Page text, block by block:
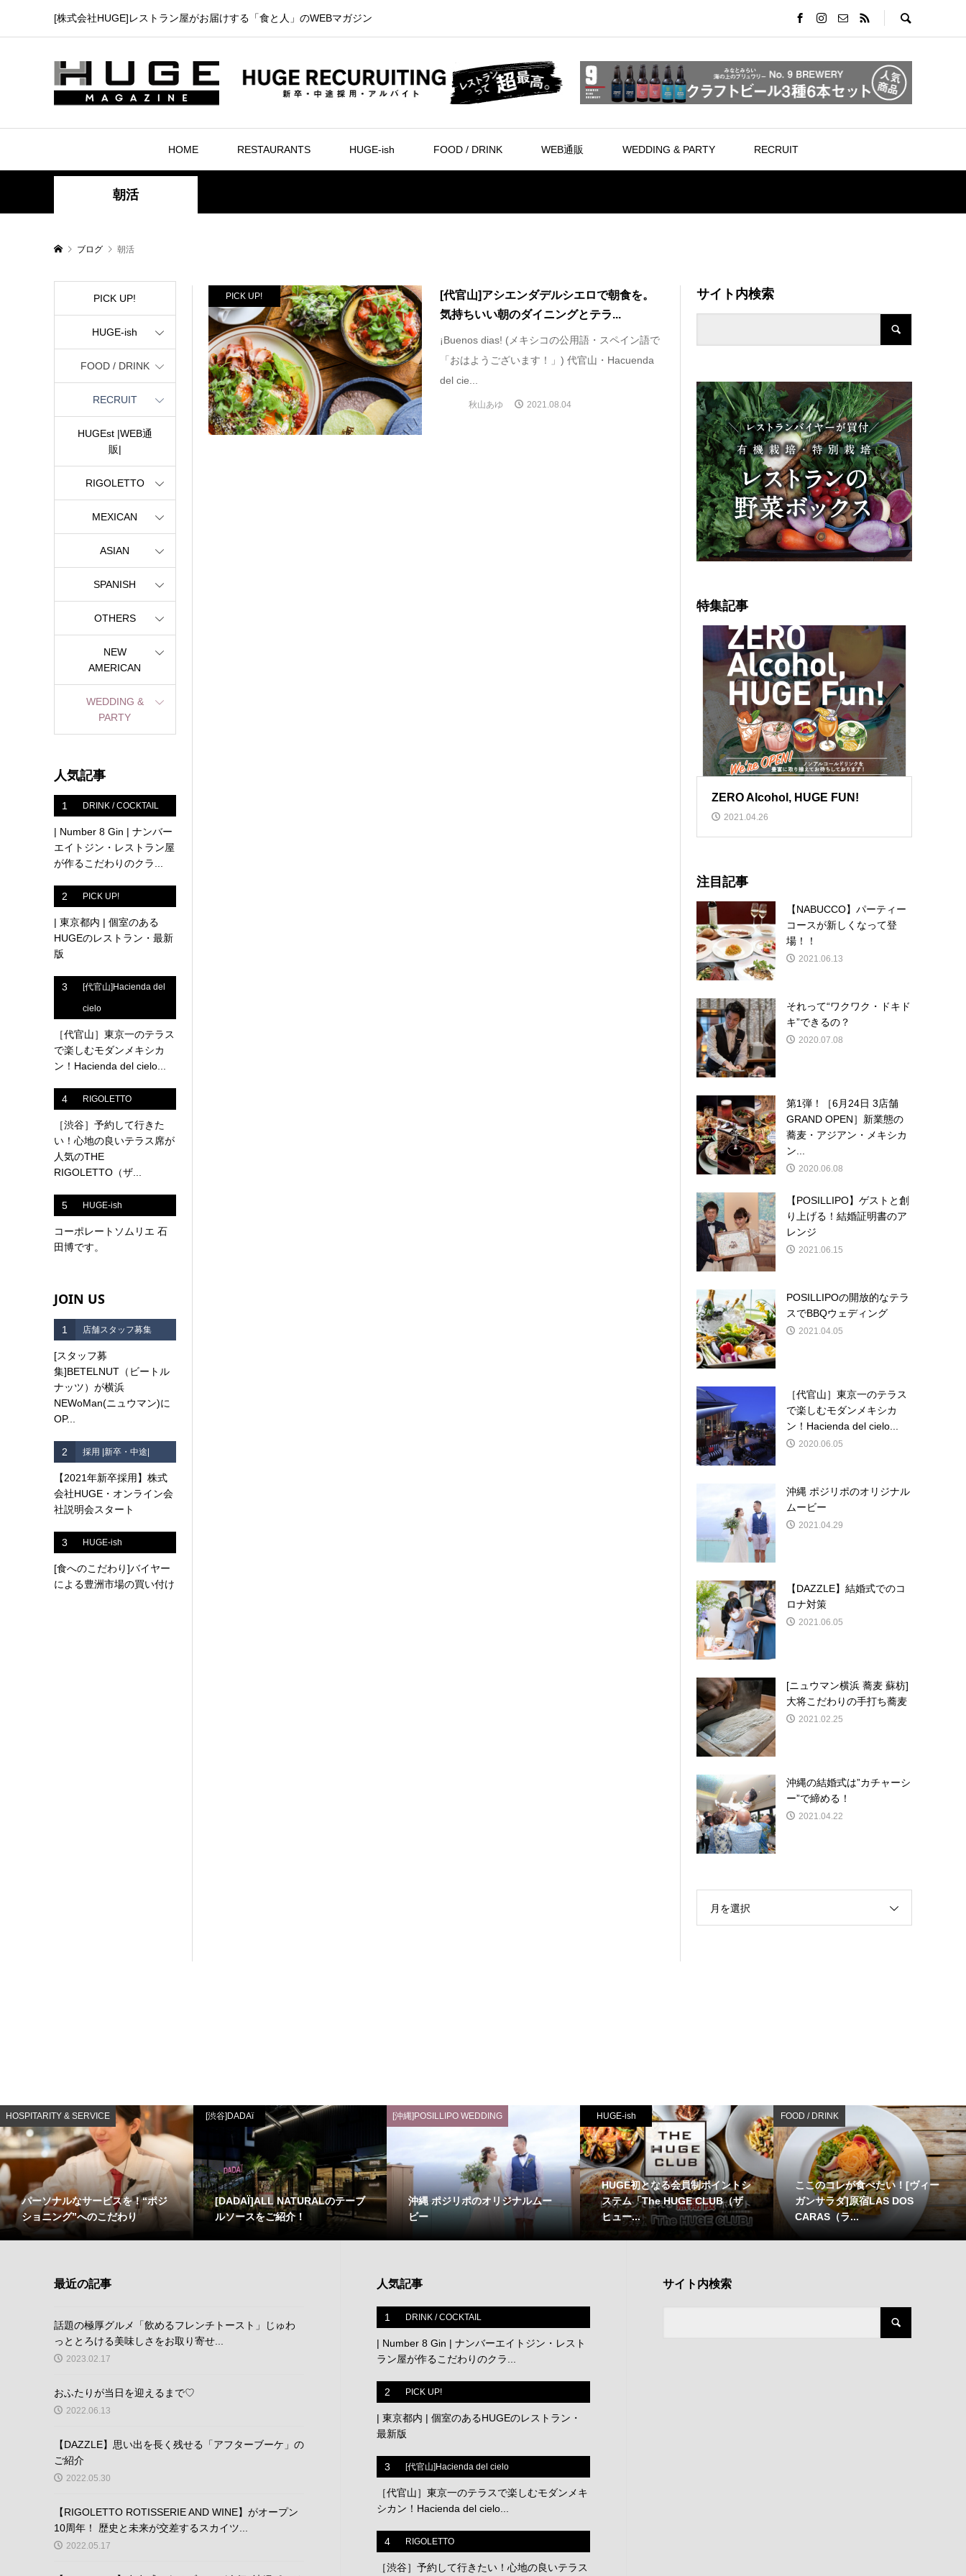
[株式会社HUGE]レストラン屋がお届けする「食と人」のWEBマガジン
HOME RESTAURANTS HUGE-ish FOOD / DRINK WEB通販 WEDDING & PARTY RECRUIT
朝活
ブログ 朝活
PICK UP!
[代官山]アシエンダデルシエロで朝食を。
気持ちいい朝のダイニングとテラ...
¡Buenos dias! (メキシコの公用語・スペイン語で
「おはようございます！」) 代官山・Hacuenda
del cie...
秋山あゆ 2021.08.04
PICK UP!
HUGE-ish
FOOD / DRINK
RECRUIT
HUGEst |WEB通
販|
RIGOLETTO
MEXICAN
ASIAN
SPANISH
OTHERS
NEW
AMERICAN
WEDDING &
PARTY
人気記事
1 DRINK / COCKTAIL
| Number 8 Gin | ナンバー
エイトジン・レストラン屋
が作るこだわりのクラ...
2 PICK UP!
| 東京都内 | 個室のある
HUGEのレストラン・最新
版
3 [代官山]Hacienda del
cielo
［代官山］東京一のテラス
で楽しむモダンメキシカ
ン！Hacienda del cielo...
4 RIGOLETTO
［渋谷］予約して行きた
い！心地の良いテラス席が
人気のTHE
RIGOLETTO（ザ...
5 HUGE-ish
コーポレートソムリエ 石
田博です。
JOIN US
1 店舗スタッフ募集
[スタッフ募
集]BETELNUT（ビートル
ナッツ）が横浜
NEWoMan(ニュウマン)に
OP...
2 採用 |新卒・中途|
【2021年新卒採用】株式
会社HUGE・オンライン会
社説明会スタート
3 HUGE-ish
[食へのこだわり]バイヤー
による豊洲市場の買い付け
サイト内検索
特集記事
ZERO Alcohol, HUGE FUN!
2021.04.26
注目記事
【NABUCCO】パーティー
コースが新しくなって登
場！！
2021.06.13
それって“ワクワク・ドキド
キ”できるの？
2020.07.08
第1弾！［6月24日 3店舗
GRAND OPEN］新業態の
蕎麦・アジアン・メキシカ
ン...
2020.06.08
【POSILLIPO】ゲストと創
り上げる！結婚証明書のア
レンジ
2021.06.15
POSILLIPOの開放的なテラ
スでBBQウェディング
2021.04.05
［代官山］東京一のテラス
で楽しむモダンメキシカ
ン！Hacienda del cielo...
2020.06.05
沖縄 ポジリポのオリジナル
ムービー
2021.04.29
【DAZZLE】結婚式でのコ
ロナ対策
2021.06.05
[ニュウマン横浜 蕎麦 蘇枋]
大将こだわりの手打ち蕎麦
2021.02.25
沖縄の結婚式は”カチャーシ
ー”で締める！
2021.04.22
月を選択
HOSPITARITY & SERVICE
パーソナルなサービスを！“ポジ
ショニング”へのこだわり
[渋谷]DADAï
[DADAÏ]ALL NATURALのテーブ
ルソースをご紹介！
[沖縄]POSILLIPO WEDDING
沖縄 ポジリポのオリジナルムー
ビー
HUGE-ish
HUGE初となる会員制ポイントシ
ステム「The HUGE CLUB（ザ
ヒュー...
FOOD / DRINK
ここのコレが食べたい！[ヴィー
ガンサラダ]原宿LAS DOS
CARAS（ラ...
最近の記事
話題の極厚グルメ「飲めるフレンチトースト」じゅわ
っととろける美味しさをお取り寄せ...
2023.02.17
おふたりが当日を迎えるまで♡
2022.06.13
【DAZZLE】思い出を長く残せる「アフターブーケ」の
ご紹介
2022.05.30
【RIGOLETTO ROTISSERIE AND WINE】がオープン
10周年！ 歴史と未来が交差するスカイツ...
2022.05.17
人気記事
1 DRINK / COCKTAIL
| Number 8 Gin | ナンバーエイトジン・レスト
ラン屋が作るこだわりのクラ...
2 PICK UP!
| 東京都内 | 個室のあるHUGEのレストラン・
最新版
3 [代官山]Hacienda del cielo
［代官山］東京一のテラスで楽しむモダンメキ
シカン！Hacienda del cielo...
4 RIGOLETTO
［渋谷］予約して行きたい！心地の良いテラス
サイト内検索